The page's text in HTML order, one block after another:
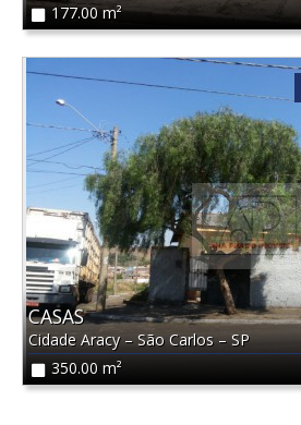
177.00 m²
CASAS
Cidade Aracy – São Carlos–SP
350.00 m²